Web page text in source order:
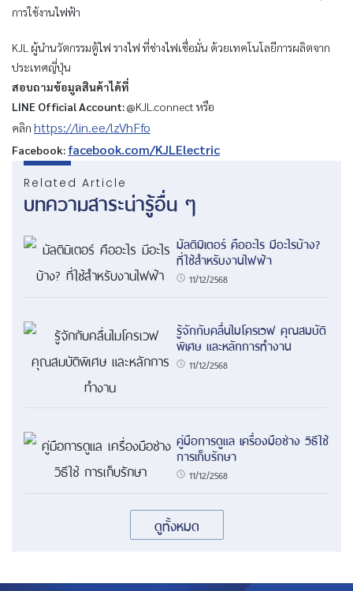
การใช้งานไฟฟ้า
KJL ผู้นำนวัตกรรมตู้ไฟ รางไฟ ที่ช่างไฟเชื่อมั่น ด้วยเทคโนโลยีการผลิตจาก
ประเทศญี่ปุ่น
สอบถามข้อมูลสินค้าได้ที่
LINE Official Account:@KJL.connect หรือ
คลิก https://lin.ee/lzVhFfo
Facebook: facebook.com/KJLElectric
Related Article
บทความสาระน่ารู้อื่น ๆ
มัลติมิเตอร์ คืออะไร มีอะไรบ้าง?
ที่ใช้สำหรับงานไฟฟ้า
11/12/2568
รู้จักกับคลื่นไมโครเวฟ คุณสมบัติ
พิเศษ และหลักการทำงาน
11/12/2568
คู่มือการดูแล เครื่องมือช่าง วิธีใช้
การเก็บรักษา
11/12/2568
ดูทั้งหมด